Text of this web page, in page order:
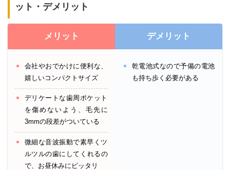
ット・デメリット
メリット
会社やおでかけに便利な、
嬉しいコンパクトサイズ
デリケートな歯周ポケット
を傷めないよう、毛先に
3mmの段差がついている
微細な音波振動で素早くツ
ルツルの歯にしてくれるの
で、お昼休みにピッタリ
デメリット
乾電池式なので予備の電池
も持ち歩く必要がある